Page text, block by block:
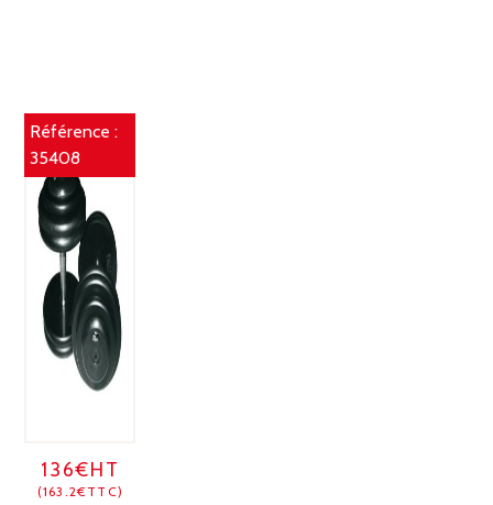
Référence :
35408
136€HT
(163.2€TTC)